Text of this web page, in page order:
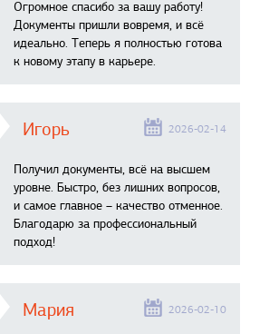
Огромное спасибо за вашу работу!
Документы пришли вовремя, и всё
идеально. Теперь я полностью готова
к новому этапу в карьере.
Игорь 2026-02-14
Получил документы, всё на высшем
уровне. Быстро, без лишних вопросов,
и самое главное – качество отменное.
Благодарю за профессиональный
подход!
Мария 2026-02-10